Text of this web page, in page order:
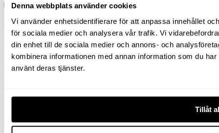
Denna webbplats använder cookies
Vi använder enhetsidentifierare för att anpassa innehållet
för sociala medier och analysera vår trafik. Vi
din enhet till de sociala medier och annons- och
kombinera informationen med annan information som du
använt deras tjänster.
Tillåt
Kan ni även hjälpa till med flyttstädning?
FÖRETAGET
Kontakta oss